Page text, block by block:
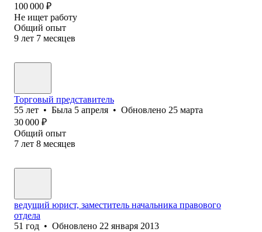
100 000 ₽
Не ищет работу
Общий опыт
9 лет 7 месяцев
Торговый представитель
55 лет • Была 5 апреля • Обновлено 25 марта
30 000 ₽
Общий опыт
7 лет 8 месяцев
ведущий юрист, заместитель начальника правового
отдела
51 год • Обновлено 22 января 2013